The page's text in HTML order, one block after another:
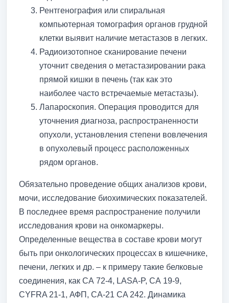
Рентгенография или спиральная
компьютерная томография органов грудной
клетки выявит наличие метастазов в легких.
Радиоизотопное сканирование печени
уточнит сведения о метастазировании рака
прямой кишки в печень (так как это
наиболее часто встречаемые метастазы).
Лапароскопия. Операция проводится для
уточнения диагноза, распространенности
опухоли, установления степени вовлечения
в опухолевый процесс расположенных
рядом органов.
Обязательно проведение общих анализов крови,
мочи, исследование биохимических показателей.
В последнее время распространение получили
исследования крови на онкомаркеры.
Определенные вещества в составе крови могут
быть при онкологических процессах в кишечнике,
печени, легких и др. – к примеру такие белковые
соединения, как СА 72-4, LASA-P, СА 19-9,
CYFRA 21-1, АФП, CA-21 CA 242. Динамика